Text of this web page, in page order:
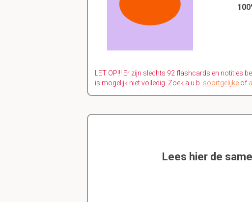
LET OP!!! Er zijn slechts 92 flashcards en notities
is mogelijk niet volledig. Zoek a.u.b. soortgelijke of
Lees hier de